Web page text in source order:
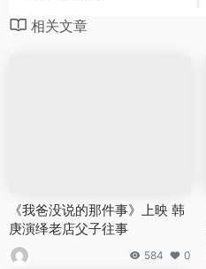
相关文章
《我爸没说的那件事》上映 韩
庚演绎老店父子往事
584 0